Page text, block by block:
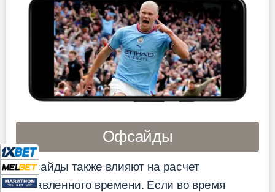
Офсайды
Офсайды также влияют на расчет
добавленного времени. Если во время